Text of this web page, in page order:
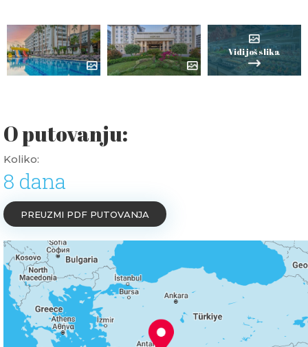
Vidi još slika
O putovanju:
Koliko:
8 dana
PREUZMI PDF PUTOVANJA